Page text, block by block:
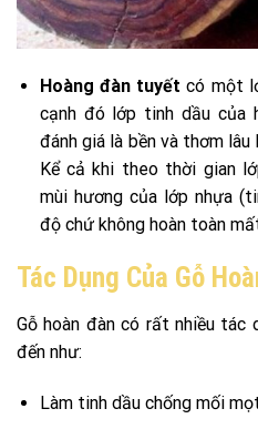
Hoàng đàn tuyết có một
cạnh đó lớp tinh dầu của
đánh giá là bền và thơm lâu
Kể cả khi theo thời gian
mùi hương của lớp nhựa
độ chứ không hoàn toàn
Tác Dụng Của Gỗ
Gỗ hoàn đàn có rất nhiều tác
đến như:
Làm tinh dầu chống mối